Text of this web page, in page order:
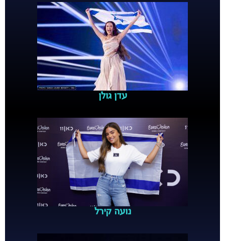
עדן גולן
נועה קירל